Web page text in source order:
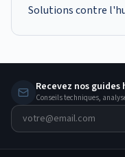
Solutions contre
Recevez nos
Conseils techniques,